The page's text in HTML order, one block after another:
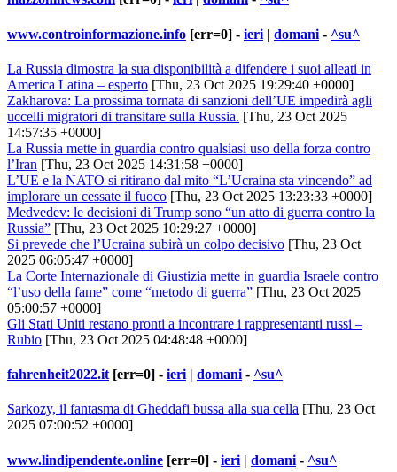
www.controinformazione.info [err=0] - ieri | domani - ^su^
La Russia dimostra la sua disponibilità a difendere i suoi alleati in
America Latina – esperto [Thu, 23 Oct 2025 19:29:40 +0000]
Zakharova: La prossima tornata di sanzioni dell’UE impedirà agli
uccelli migratori di transitare sulla Russia. [Thu, 23 Oct 2025
14:57:35 +0000]
La Russia mette in guardia contro qualsiasi uso della forza contro
l’Iran [Thu, 23 Oct 2025 14:31:58 +0000]
L’UE e la NATO si ritirano dal mito “L’Ucraina sta vincendo” ad
implorare un cessate il fuoco [Thu, 23 Oct 2025 13:23:33 +0000]
Medvedev: le decisioni di Trump sono “un atto di guerra contro la
Russia” [Thu, 23 Oct 2025 10:29:27 +0000]
Si prevede che l’Ucraina subirà un colpo decisivo [Thu, 23 Oct
2025 06:05:47 +0000]
La Corte Internazionale di Giustizia mette in guardia Israele contro
“l’uso della fame” come “metodo di guerra” [Thu, 23 Oct 2025
05:00:57 +0000]
Gli Stati Uniti restano pronti a incontrare i rappresentanti russi –
Rubio [Thu, 23 Oct 2025 04:48:48 +0000]
fahrenheit2022.it [err=0] - ieri | domani - ^su^
Sarkozy, il fantasma di Gheddafi bussa alla sua cella [Thu, 23 Oct
2025 07:00:52 +0000]
www.lindipendente.online [err=0] - ieri | domani - ^su^